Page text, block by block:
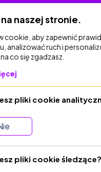
dydaktycznych
naszej stronie.
cookie, aby zapewnić
analizować ruch i
co się zgadzasz.
pliki cookie
pliki cookie śledzące?